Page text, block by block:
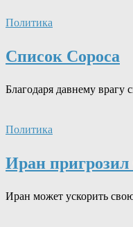
Политика
Список Сороса
Благодаря давнему
Политика
Иран
Иран может ускорить